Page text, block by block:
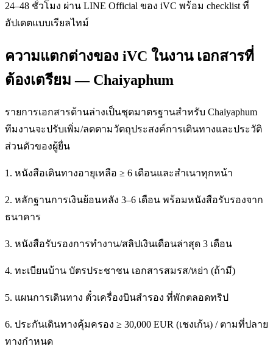
24–48 ชั่วโมง ผ่าน LINE Official ของ iVC พร้อม checklist ที่
อัปเดตแบบเรียลไทม์
ความแตกต่างของ iVC ในงาน เอกสารที่
ต้องเตรียม — Chaiyaphum
รายการเอกสารด้านล่างเป็นชุดมาตรฐานสำหรับ Chaiyaphum
ทีมงานจะปรับเพิ่ม/ลดตามวัตถุประสงค์การเดินทางและประวัติ
ส่วนตัวของผู้ยื่น
1. หนังสือเดินทางอายุเหลือ ≥ 6 เดือนและสำเนาทุกหน้า
2. หลักฐานการเงินย้อนหลัง 3–6 เดือน พร้อมหนังสือรับรองจาก
ธนาคาร
3. หนังสือรับรองการทำงาน/สลิปเงินเดือนล่าสุด 3 เดือน
4. ทะเบียนบ้าน บัตรประชาชน เอกสารสมรส/หย่า (ถ้ามี)
5. แผนการเดินทาง ตั๋วเครื่องบินสำรอง ที่พักตลอดทริป
6. ประกันเดินทางคุ้มครอง ≥ 30,000 EUR (เชงเก้น) / ตามที่ปลาย
ทางกำหนด